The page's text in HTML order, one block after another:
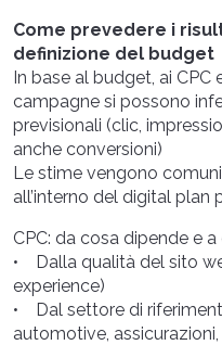
Come prevedere i
definizione del budget
In base al budget, ai
campagne si possono
previsionali (clic,
anche conversioni)
Le stime vengono
all’interno del digital plan
CPC: da cosa dipende e
• Dalla qualità del sito
experience)
• Dal settore di
automotive, assicurazioni,